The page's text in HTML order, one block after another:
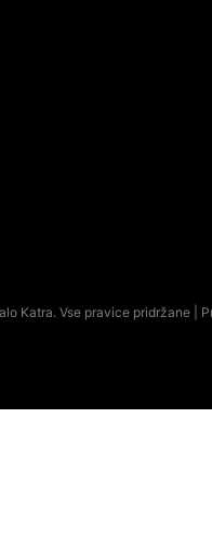
Katra. Vse pravice pridržane |